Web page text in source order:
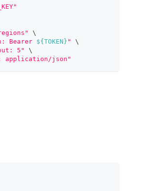
\
Bearer ${TOKEN} "
\
5"
\
application/json"